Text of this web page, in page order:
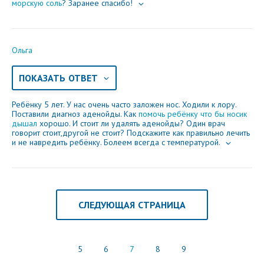
морскую соль? Заранее спасибо!
Ольга
ПОКАЗАТЬ ОТВЕТ
Ребёнку 5 лет. У нас очень часто заложен нос. Ходили к лору.
Поставили диагноз аденойды. Как помочь ребёнку что бы носик
дышал хорошо. И стоит ли удалять аденойды? Один врач
говорит стоит,другой не стоит? Подскажите как правильно лечить
и не навредить ребёнку. Болеем всегда с температурой.
СЛЕДУЮЩАЯ СТРАНИЦА
5 6 7 8 9